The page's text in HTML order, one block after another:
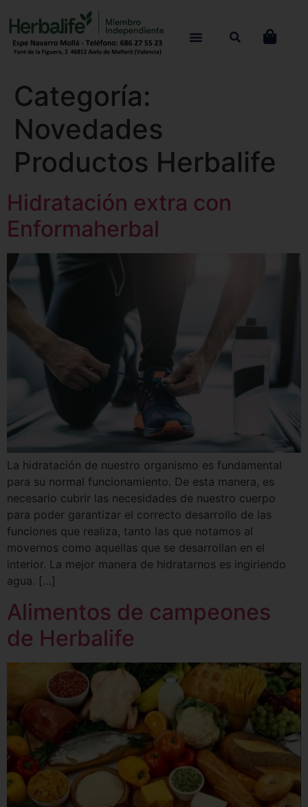
Categoría:
Novedades
Productos Herbalife
Hidratación extra con
Enformaherbal
La hidratación de nuestro organismo es fundamental
para su normal funcionamiento. De esta manera, es
necesario cubrir las necesidades de nuestro cuerpo
para poder garantizar el correcto desarrollo de las
funciones que realiza, tanto las que notamos al
movernos como aquellas que se desarrollan en el
interior. La mejor manera de hidratarnos es ingiriendo
agua. […]
Alimentos de campeones
de Herbalife